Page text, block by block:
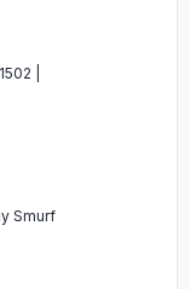
|
Smurf